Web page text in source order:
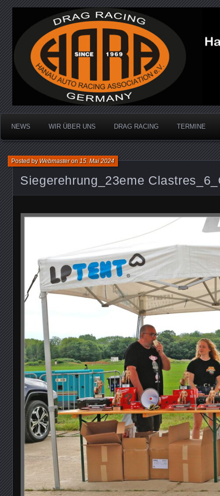
Hanau Auto Racing
Dragracing auf der 1/4 Meile
NEWS WIR ÜBER UNS DRAG RACING TERMINE
Siegerehrung_23eme
Posted byWebmasteron15. Mai 2024